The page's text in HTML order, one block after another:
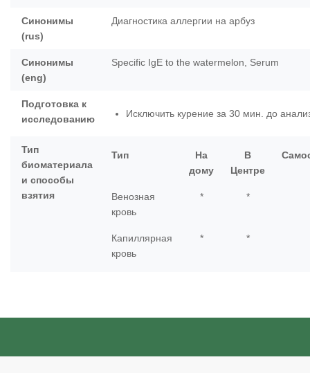
Синонимы
(rus)
Диагностика аллергии на арбуз
Синонимы
(eng)
Specific IgE to the watermelon, Serum
Подготовка к
исследованию
Исключить курение за 30 мин. до
Тип
биоматериала
и способы
взятия
Тип
На
дому
В
Центре
Венозная
кровь
* *
Капиллярная
кровь
* *